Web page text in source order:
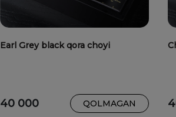
Earl Grey black qora choyi
40 000 QOLMAGAN